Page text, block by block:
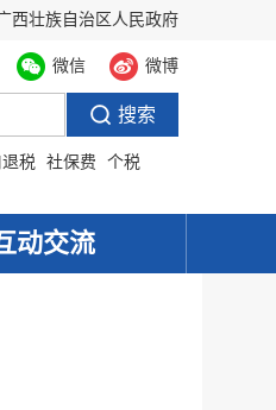
西壮族自治区人民政府
微信 微博
税 社保费 个税
动交流